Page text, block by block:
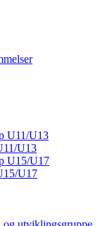
U11/U13
U13
U15/U17
U17